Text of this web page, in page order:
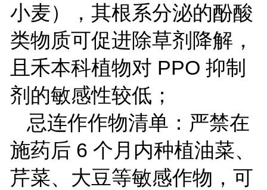
小麦），其根系分泌的酚酸
类物质可促进除草剂降解，
且禾本科植物对 PPO 抑制
剂的敏感性较低；
忌连作作物清单：严禁在
施药后 6 个月内种植油菜、
芹菜、大豆等敏感作物，可